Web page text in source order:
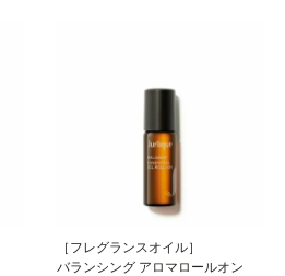
［フレグランスオイル］
バランシング アロマロールオン